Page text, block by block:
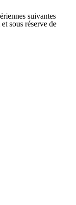
suivantes
sous réserve de